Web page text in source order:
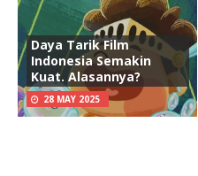
Daya Tarik Film
Indonesia Semakin
Kuat. Alasannya?
28 MAY 2025